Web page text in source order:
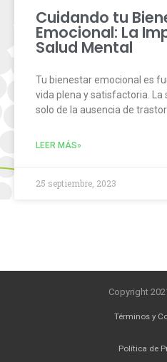
Cuidando tu
Emocional: La
Salud Mental
Tu bienestar emocional es
vida plena y satisfactoria.
solo de la ausencia de
LEER MÁS»
25 septiembre, 2023
Copyright
Términos y
Política de